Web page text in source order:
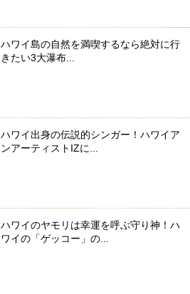
ハワイ島の自然を満喫するなら絶対に行
きたい3大瀑布...
ハワイ出身の伝説的シンガー！ハワイア
ンアーティストIZに...
ハワイのヤモリは幸運を呼ぶ守り神！ハ
ワイの「ゲッコー」の...